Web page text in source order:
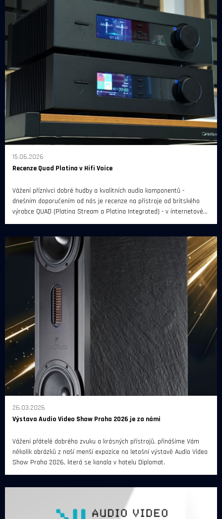
15.06.2026
Recenze Quad Platina v Hifi Voice
Vážení příznivci dobré hudby a kvalitních audio komponentů -
dnešním doporučením od nás je recenze na přístroje od britského
výrobce QUAD (Platina Stream a Platina Integrated) - v internetovém
magazínu Hifi Voice.
26.03.2026
Výstava Audio Video Show Praha 2026 je za námi
Vážení přátelé dobrého zvuku a krásných přístrojů, přinášíme Vám
několik obrázků z naší menší expozice na letošní výstavě Audio Video
Show Praha 2026, která se konala v hotelu Diplomat.